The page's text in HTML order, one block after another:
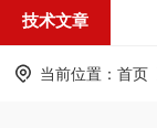
技术文章
当前位置： 首页